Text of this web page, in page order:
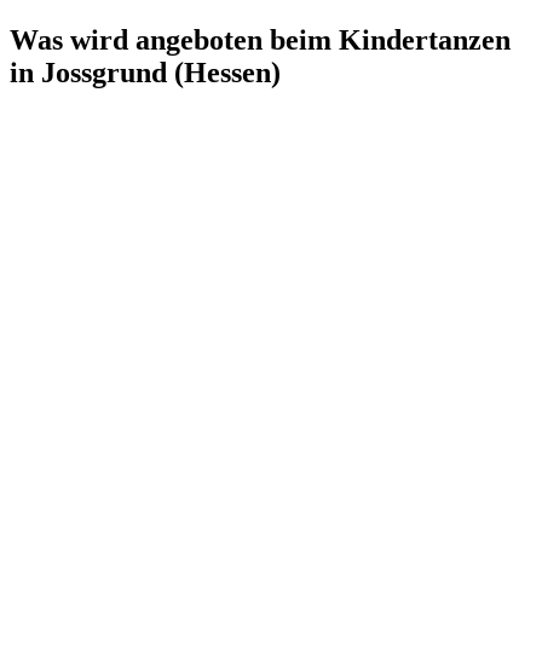
Was wird angeboten beim Kindertanzen
in Jossgrund (Hessen)